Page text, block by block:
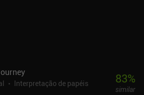
Interpretação de papéis
83%
similar